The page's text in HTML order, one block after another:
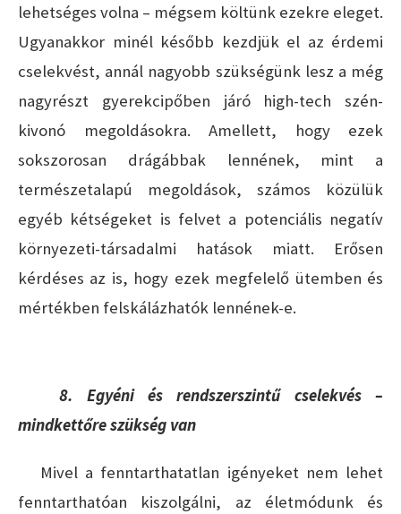
lehetséges volna – mégsem költünk ezekre eleget.
Ugyanakkor minél később kezdjük el az érdemi
cselekvést, annál nagyobb szükségünk lesz a még
nagyrészt gyerekcipőben járó high-tech szén-
kivonó megoldásokra. Amellett, hogy ezek
sokszorosan drágábbak lennének, mint a
természetalapú megoldások, számos közülük
egyéb kétségeket is felvet a potenciális negatív
környezeti-társadalmi hatások miatt. Erősen
kérdéses az is, hogy ezek megfelelő ütemben és
mértékben felskálázhatók lennének-e.
8. Egyéni és rendszerszintű cselekvés –
mindkettőre szükség van
Mivel a fenntarthatatlan igényeket nem lehet
fenntarthatóan kiszolgálni, az életmódunk és